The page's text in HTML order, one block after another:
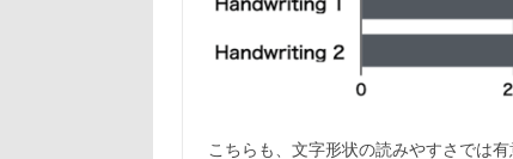
こちらも、文字形状の読みやすさでは